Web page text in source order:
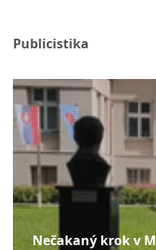
Publicistika
Nečakaný krok v